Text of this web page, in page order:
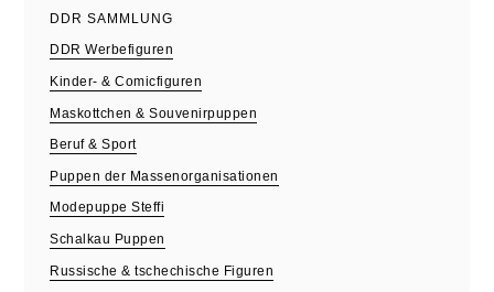
DDR SAMMLUNG
DDR Werbefiguren
Kinder- & Comicfiguren
Maskottchen & Souvenirpuppen
Beruf & Sport
Puppen der Massenorganisationen
Modepuppe Steffi
Schalkau Puppen
Russische & tschechische Figuren